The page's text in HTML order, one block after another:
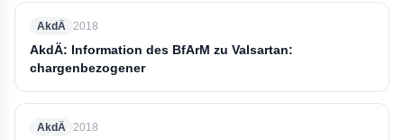
AkdÄ 2018
AkdÄ: Information des BfArM zu Valsartan:
chargenbezogener
AkdÄ 2018